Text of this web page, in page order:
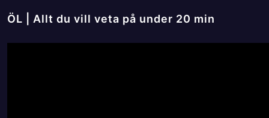
ÖL | Allt du vill veta på under 20 min